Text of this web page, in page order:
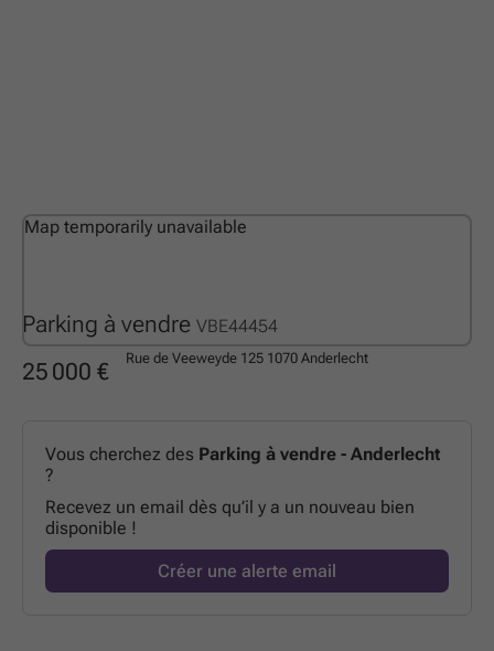
Parking à vendre VBE44454
25 000 €
Map temporarily unavailable
Rue de Veeweyde 125 1070 Anderlecht
Vous cherchez des Parking à vendre - Anderlecht
?
Recevez un email dès qu’il y a un nouveau bien
disponible !
Créer une alerte email